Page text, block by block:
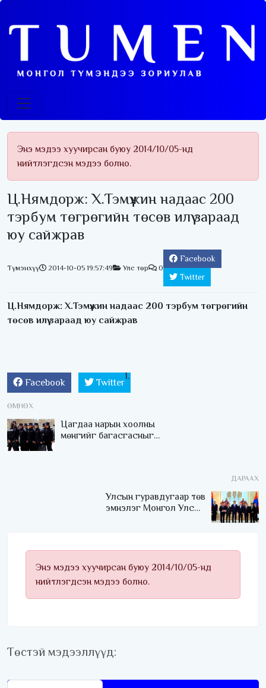
Энэ мэдээ хуучирсан буюу 2014/10/05-нд
нийтлэгдсэн мэдээ болно.
Ц.Нямдорж: Х.Тэмүүжин надаас 200
тэрбум төгрөгийн төсөв илүү зараад
юу сайжрав
Түмэнхүү 2014-10-05 19:57:49 Улс төр 0
Facebook
Twitter
Ц.Нямдорж: Х.Тэмүүжин надаас 200 тэрбум төгрөгийн
төсөв илүү зараад юу сайжрав
Facebook Twitter
ӨМНӨХ
Цагдаа нарын хоолны
мөнгийг багасгасныг
ДАРААХ
Улсын гуравдугаар төв
эмнэлэг Монгол Улсын
Энэ мэдээ хуучирсан буюу 2014/10/05-нд
нийтлэгдсэн мэдээ болно.
Төстэй мэдээллүүд: